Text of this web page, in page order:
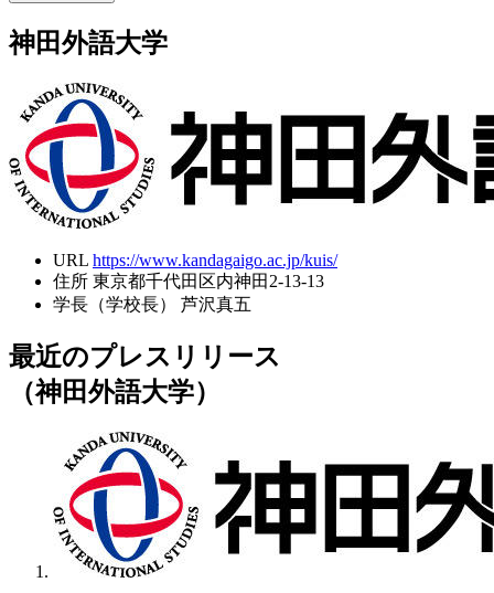
神田外語大学
URL https://www.kandagaigo.ac.jp/kuis/
住所 東京都千代田区内神田2-13-13
学長（学校長）
芦沢真五
最近のプレスリリース
（神田外語大学）